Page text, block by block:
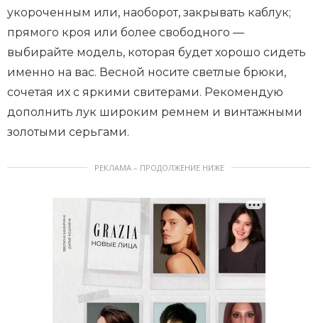
укороченным или, наоборот, закрывать каблук;
прямого кроя или более свободного —
выбирайте модель, которая будет хорошо сидеть
именно на вас. Весной носите светлые брюки,
сочетая их с яркими свитерами. Рекомендую
дополнить лук широким ремнем и винтажными
золотыми серьгами.
РЕКЛАМА – ПРОДОЛЖЕНИЕ НИЖЕ